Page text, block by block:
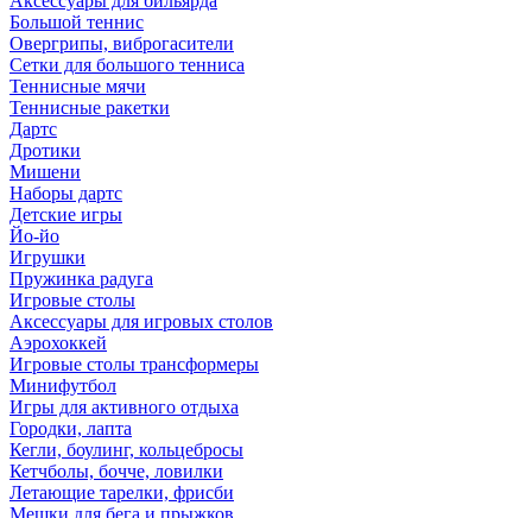
Большой теннис
Овергрипы, виброгасители
Сетки для большого тенниса
Теннисные мячи
Теннисные ракетки
Дартс
Дротики
Мишени
Наборы дартс
Детские игры
Йо-йо
Игрушки
Пружинка радуга
Игровые столы
Аксессуары для игровых столов
Аэрохоккей
Игровые столы трансформеры
Минифутбол
Игры для активного отдыха
Городки, лапта
Кегли, боулинг, кольцебросы
Кетчболы, бочче, ловилки
Летающие тарелки, фрисби
Мешки для бега и прыжков